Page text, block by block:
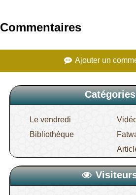
Commentaires
Ajouter un
Catégories
Le vendredi
Bibliothèque